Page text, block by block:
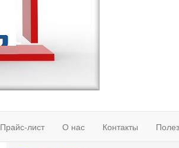
Прайс-лист О нас Контакты